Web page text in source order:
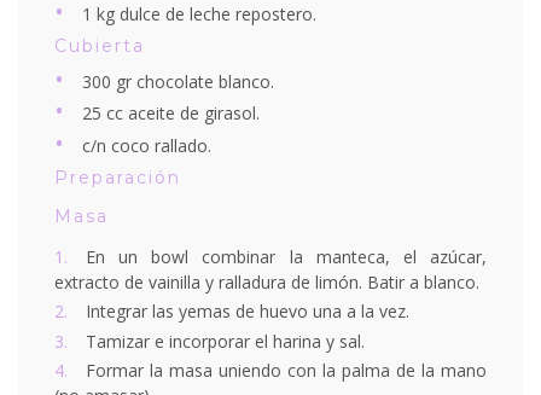
1 kg dulce de leche repostero.
Cubierta
300 gr chocolate blanco.
25 cc aceite de girasol.
c/n coco rallado.
Preparación
Masa
En un bowl combinar la manteca, el azúcar,
extracto de vainilla y ralladura de limón. Batir a blanco.
Integrar las yemas de huevo una a la vez.
Tamizar e incorporar el harina y sal.
Formar la masa uniendo con la palma de la mano